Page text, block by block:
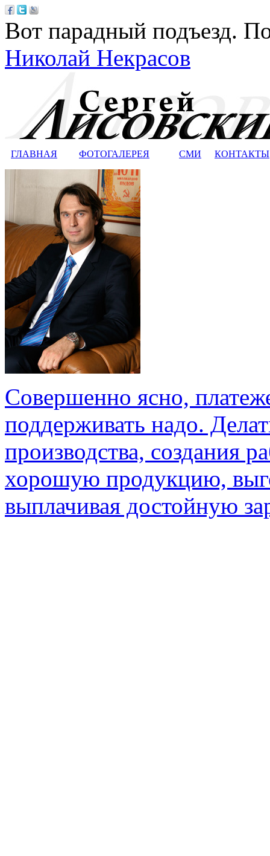
Вот парадный подъезд.
Николай Некрасов
ГЛАВНАЯ ФОТОГАЛЕРЕЯ СМИ КОНТАКТЫ
Совершенно ясно,
поддерживать надо.
производства, создания
хорошую продукцию,
выплачивая достойную